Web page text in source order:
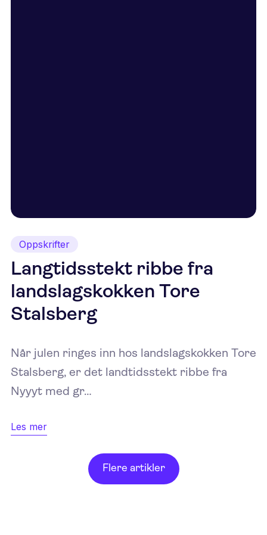
Oppskrifter
Langtidsstekt ribbe fra
landslagskokken Tore
Stalsberg
Når julen ringes inn hos landslagskokken Tore
Stalsberg, er det landtidsstekt ribbe fra
Nyyyt med gr…
Les mer
Flere artikler